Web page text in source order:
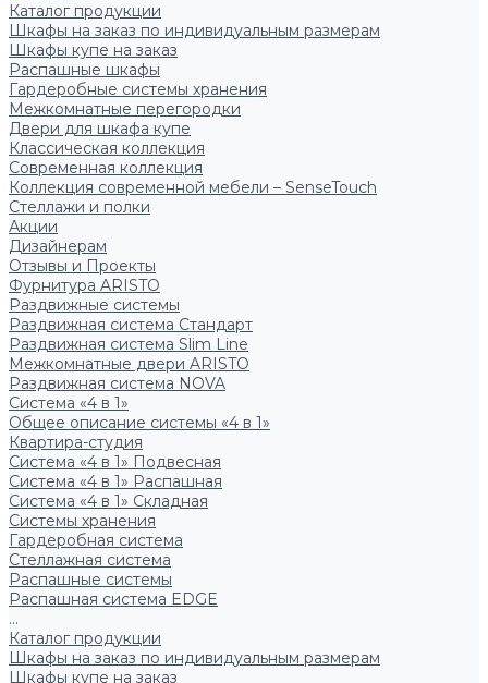
Каталог продукции
Шкафы на заказ по индивидуальным размерам
Шкафы купе на заказ
Распашные шкафы
Гардеробные системы хранения
Межкомнатные перегородки
Двери для шкафа купе
Классическая коллекция
Современная коллекция
Коллекция современной мебели – SenseTouch
Стеллажи и полки
Акции
Дизайнерам
Отзывы и Проекты
Фурнитура ARISTO
Раздвижные системы
Раздвижная система Стандарт
Раздвижная система Slim Line
Межкомнатные двери ARISTO
Раздвижная система NOVA
Система «4 в 1»
Общее описание системы «4 в 1»
Квартира-студия
Система «4 в 1» Подвесная
Система «4 в 1» Распашная
Система «4 в 1» Складная
Системы хранения
Гардеробная система
Стеллажная система
Распашные системы
Распашная система EDGE
...
Каталог продукции
Шкафы на заказ по индивидуальным размерам
Шкафы купе на заказ